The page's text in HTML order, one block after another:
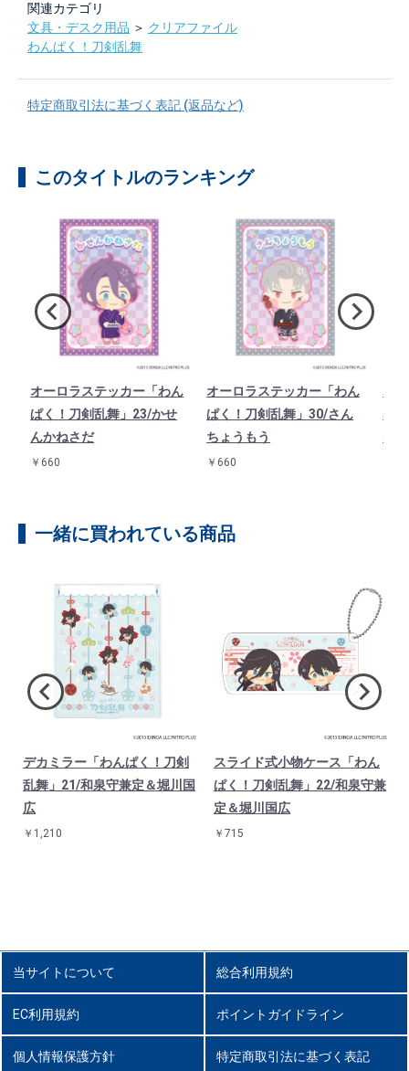
関連カテゴリ
文具・デスク用品 ＞ クリアファイル
わんぱく！刀剣乱舞
特定商取引法に基づく表記 (返品など)
このタイトルのランキング
オーロラステッカー「わん
ぱく！刀剣乱舞」23/かせ
んかねさだ
￥660
オーロラステッカー「わん
ぱく！刀剣乱舞」30/さん
ちょうもう
￥660
ぱ
一緒に買われている商品
デカミラー「わんぱく！刀剣
乱舞」21/和泉守兼定＆堀川国
広
￥1,210
スライド式小物ケース「わん
ぱく！刀剣乱舞」22/和泉守兼
定＆堀川国広
￥715
当サイトについて 総合利用規約
EC利用規約 ポイントガイドライン
個人情報保護方針 特定商取引法に基づく表記